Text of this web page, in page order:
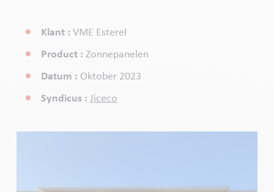
Klant : VME Esterel
Product : Zonnepanelen
Datum : Oktober 2023
Syndicus : Jiceco